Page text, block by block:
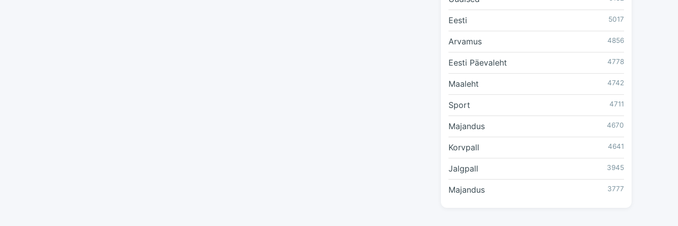
Eesti 5017
Arvamus 4856
Eesti Päevaleht 4778
Maaleht 4742
Sport 4711
Majandus 4670
Korvpall 4641
Jalgpall 3945
Majandus 3777